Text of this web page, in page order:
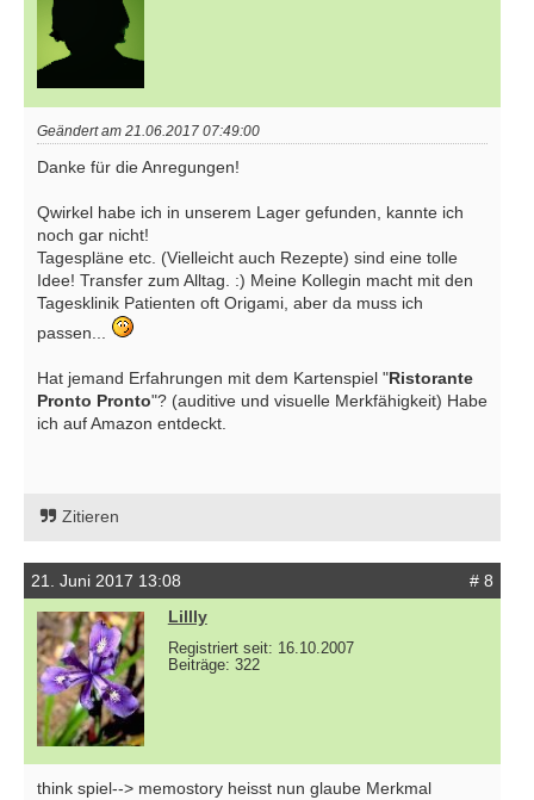
Geändert am 21.06.2017 07:49:00
Danke für die Anregungen!
Qwirkel habe ich in unserem Lager gefunden, kannte ich
noch gar nicht!
Tagespläne etc. (Vielleicht auch Rezepte) sind eine tolle
Idee! Transfer zum Alltag. :) Meine Kollegin macht mit den
Tagesklinik Patienten oft Origami, aber da muss ich
passen...
Hat jemand Erfahrungen mit dem Kartenspiel "Ristorante
Pronto Pronto"? (auditive und visuelle Merkfähigkeit) Habe
ich auf Amazon entdeckt.
Zitieren
21. Juni 2017 13:08
# 8
Lillly
Registriert seit: 16.10.2007
Beiträge: 322
think spiel--> memostory heisst nun glaube Merkmal